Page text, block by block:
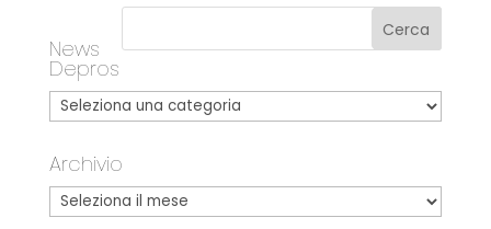
News
Depros
Archivio